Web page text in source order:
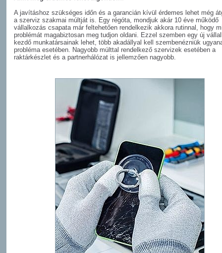
A javításhoz szükséges időn és a garancián kívül érdemes lehet még
a szerviz szakmai múltját is. Egy régóta, mondjuk akár 10 éve működő
vállalkozás csapata már feltehetően rendelkezik akkora rutinnal, hogy
problémát magabiztosan meg tudjon oldani. Ezzel szemben egy új
kezdő munkatársainak lehet, több akadállyal kell szembenézniük
probléma esetében. Nagyobb múlttal rendelkező szervizek esetében a
raktárkészlet és a partnerhálózat is jellemzően nagyobb.